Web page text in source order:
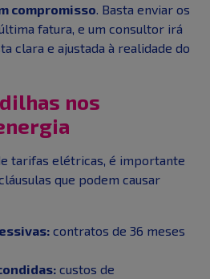
compromisso . Basta enviar os
fatura, e um consultor irá
clara e ajustada à realidade do
nos
tarifas elétricas, é importante
que podem causar
contratos de 36 meses
custos de